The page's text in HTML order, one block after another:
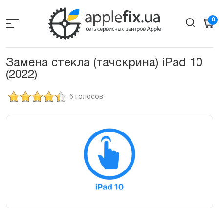
the
0
Замена стекла (тачскрина) iPad 10
(2022)
6 голосов